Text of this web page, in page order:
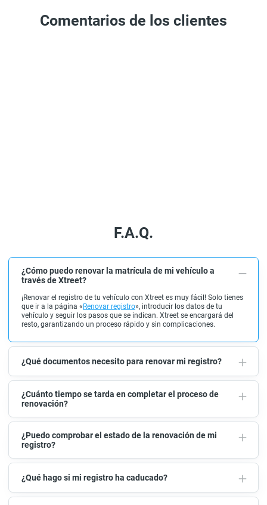
Comentarios de los clientes
F.A.Q.
¿Cómo puedo renovar la matrícula de mi vehículo a
través de Xtreet?
¡Renovar el registro de tu vehículo con Xtreet es muy fácil! Solo tienes
que ir a la página « Renovar registro», introducir los datos de tu
vehículo y seguir los pasos que se indican. Xtreet se encargará del
resto, garantizando un proceso rápido y sin complicaciones.
¿Qué documentos necesito para renovar mi registro?
¿Cuánto tiempo se tarda en completar el proceso de
renovación?
¿Puedo comprobar el estado de la renovación de mi
registro?
¿Qué hago si mi registro ha caducado?